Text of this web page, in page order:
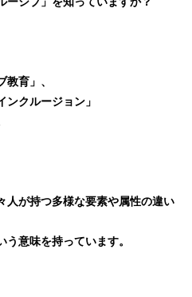
育」、
クルージョン」
人が持つ多様な要素や属性の違い
意味を持っています。